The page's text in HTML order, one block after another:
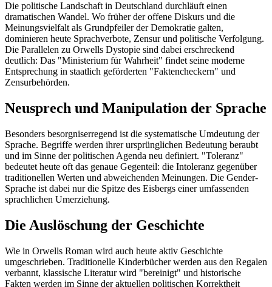
Die politische Landschaft in Deutschland durchläuft einen
dramatischen Wandel. Wo früher der offene Diskurs und die
Meinungsvielfalt als Grundpfeiler der Demokratie galten,
dominieren heute Sprachverbote, Zensur und politische Verfolgung.
Die Parallelen zu Orwells Dystopie sind dabei erschreckend
deutlich: Das "Ministerium für Wahrheit" findet seine moderne
Entsprechung in staatlich geförderten "Faktencheckern" und
Zensurbehörden.
Neusprech und Manipulation der Sprache
Besonders besorgniserregend ist die systematische Umdeutung der
Sprache. Begriffe werden ihrer ursprünglichen Bedeutung beraubt
und im Sinne der politischen Agenda neu definiert. "Toleranz"
bedeutet heute oft das genaue Gegenteil: die Intoleranz gegenüber
traditionellen Werten und abweichenden Meinungen. Die Gender-
Sprache ist dabei nur die Spitze des Eisbergs einer umfassenden
sprachlichen Umerziehung.
Die Auslöschung der Geschichte
Wie in Orwells Roman wird auch heute aktiv Geschichte
umgeschrieben. Traditionelle Kinderbücher werden aus den Regalen
verbannt, klassische Literatur wird "bereinigt" und historische
Fakten werden im Sinne der aktuellen politischen Korrektheit